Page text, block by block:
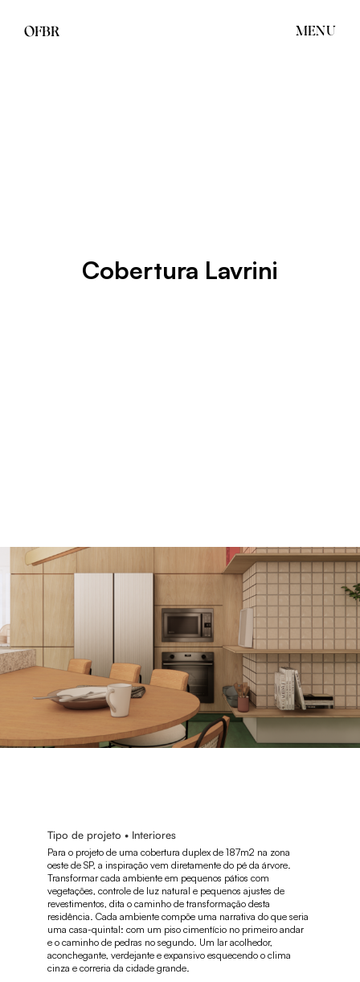
OFBR MENU
Cobertura Lavrini
Tipo de projeto • Interiores
Para o projeto de uma cobertura duplex de 187m2 na zona
oeste de SP, a inspiração vem diretamente do pé da árvore.
Transformar cada ambiente em pequenos pátios com
vegetações, controle de luz natural e pequenos ajustes de
revestimentos, dita o caminho de transformação desta
residência. Cada ambiente compõe uma narrativa do que seria
uma casa-quintal: com um piso cimentício no primeiro andar
e o caminho de pedras no segundo. Um lar acolhedor,
aconchegante, verdejante e expansivo esquecendo o clima
cinza e correria da cidade grande.